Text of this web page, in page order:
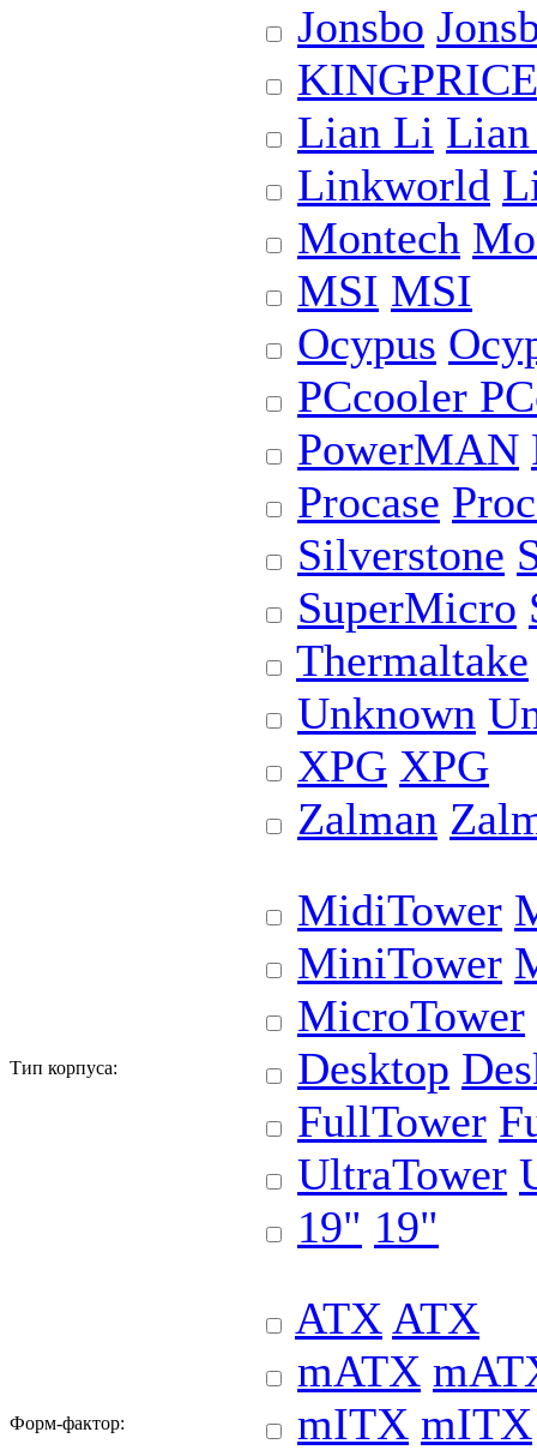
Jonsbo
KINGPRICE
Lian Li
Linkworld
Montech
MSI MSI
Ocypus
PCcooler
PowerMAN
Procase
Silverstone
SuperMicro
Thermaltake
Unknown
XPG XPG
Zalman
Тип корпуса:
MidiTower
MiniTower
MicroTower
Desktop
FullTower
UltraTower
19" 19"
Форм-фактор:
ATX ATX
mATX
mITX mITX